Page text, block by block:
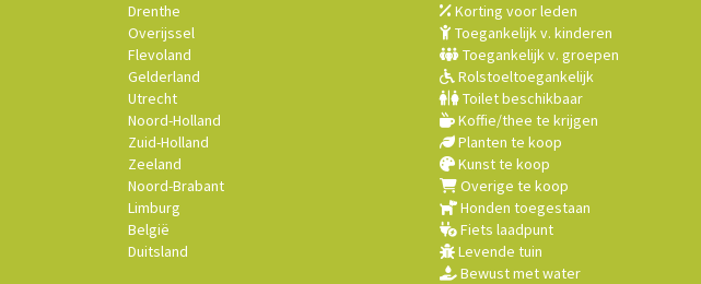
Drenthe
Overijssel
Flevoland
Gelderland
Utrecht
Noord-Holland
Zuid-Holland
Zeeland
Noord-Brabant
Limburg
België
Duitsland
Korting voor leden
Toegankelijk v. kinderen
Toegankelijk v. groepen
Rolstoeltoegankelijk
Toilet beschikbaar
Koffie/thee te krijgen
Planten te koop
Kunst te koop
Overige te koop
Honden toegestaan
Fiets laadpunt
Levende tuin
Bewust met water